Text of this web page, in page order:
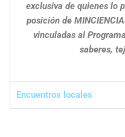
exclusiva de quienes lo
posición de
vinculadas al
saberes,
Encuentros locales